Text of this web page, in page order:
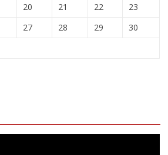
20 21 22
23
27 28 29
30